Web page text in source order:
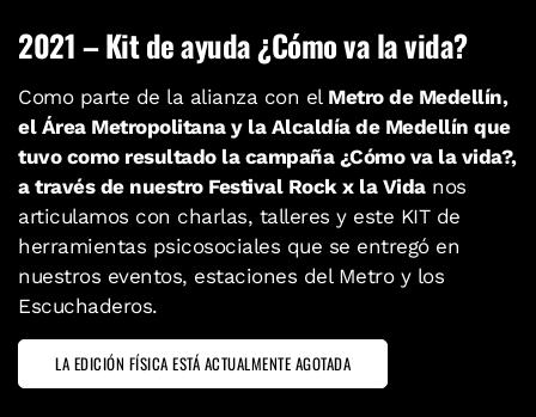
2021 – Kit de ayuda ¿Cómo va la vida?
Como parte de la alianza con elMetro de Medellín,
el Área Metropolitana y la Alcaldía de Medellín que
tuvo como resultado la campaña ¿Cómo va la vida?,
a través de nuestro Festival Rock x la Vidanos
articulamos con charlas, talleres y este KIT de
herramientas psicosociales que se entregó en
nuestros eventos, estaciones del Metro y los
Escuchaderos.
LA EDICIÓN FÍSICA ESTÁ ACTUALMENTE AGOTADA